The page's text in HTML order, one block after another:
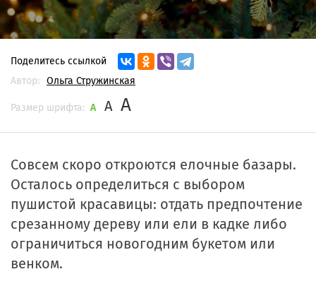
Поделитесь ссылкой
Автор:
Ольга Стружинская
Размер шрифта: A A A
Совсем скоро откроются елочные базары.
Осталось определиться с выбором
пушистой красавицы: отдать предпочтение
срезанному дереву или ели в кадке либо
ограничиться новогодним букетом или
венком.